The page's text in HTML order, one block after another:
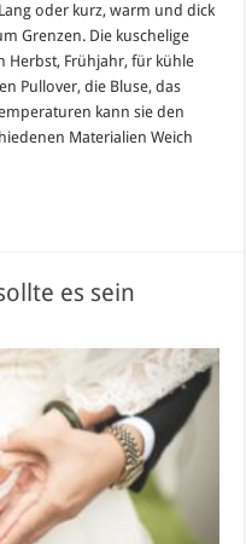
oder kurz, warm und dick
Grenzen. Die kuschelige
Herbst, Frühjahr, für kühle
Pullover, die Bluse, das
kann sie den
Materialien Weich
es sein